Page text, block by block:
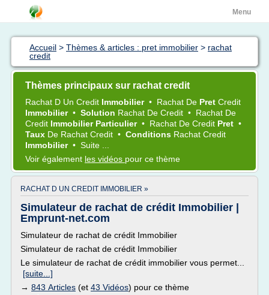
Menu
Accueil > Thèmes & articles : pret immobilier > rachat
credit
Thèmes principaux sur rachat credit
Rachat D Un Credit Immobilier • Rachat De Pret Credit
Immobilier • Solution Rachat De Credit • Rachat De
Credit Immobilier Particulier • Rachat De Credit Pret •
Taux De Rachat Credit • Conditions Rachat Credit
Immobilier • Suite ...
Voir également les vidéos pour ce thème
RACHAT D UN CREDIT IMMOBILIER »
Simulateur de rachat de crédit Immobilier |
Emprunt-net.com
Simulateur de rachat de crédit Immobilier
Simulateur de rachat de crédit Immobilier
Le simulateur de rachat de crédit immobilier vous permet...
[suite...]
→ 843 Articles (et 43 Vidéos) pour ce thème